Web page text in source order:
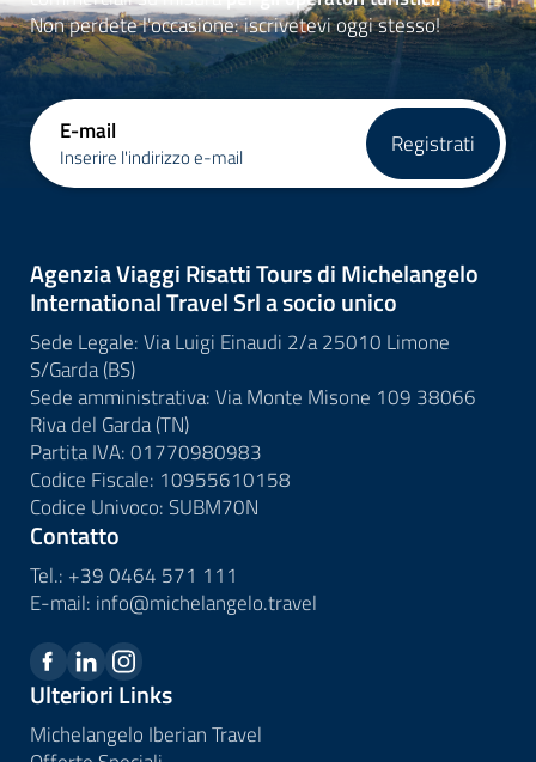
Non perdete l'occasione: iscrivetevi oggi stesso!
E-mail
Inserire l'indirizzo e-mail Registrati
Agenzia Viaggi Risatti Tours di Michelangelo
International Travel Srl a socio unico
Sede Legale: Via Luigi Einaudi 2/a 25010 Limone
S/Garda (BS)
Sede amministrativa: Via Monte Misone 109 38066
Riva del Garda (TN)
Partita IVA: 01770980983
Codice Fiscale: 10955610158
Codice Univoco: SUBM70N
Contatto
Tel.: +39 0464 571 111
E-mail: info@michelangelo.travel
Ulteriori Links
Michelangelo Iberian Travel